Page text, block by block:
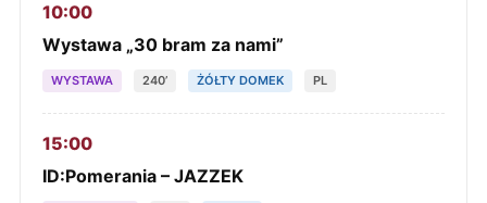
10:00
Wystawa „30 bram za nami”
WYSTAWA 240’ ŻÓŁTY DOMEK PL
15:00
ID:Pomerania – JAZZEK